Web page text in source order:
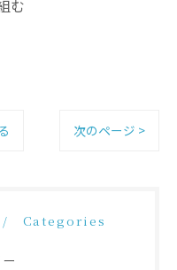
む
次のページ >
Categories